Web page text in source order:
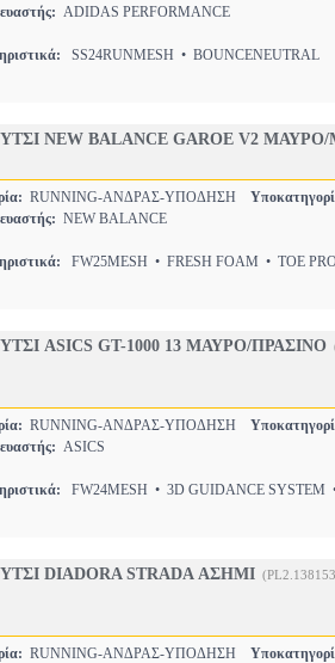
ADIDAS PERFORMANCE
SS24RUNMESH • BOUNCENEUTRAL
NEW BALANCE GAROE V2
RUNNING-ΑΝΔΡΑΣ-ΥΠΟΔΗΣΗ
NEW BALANCE
FW25MESH • FRESH FOAM • TOE
ASICS GT-1000 13 ΜΑΥΡΟ/ΠΡΑΣΙΝΟ
RUNNING-ΑΝΔΡΑΣ-ΥΠΟΔΗΣΗ
ASICS
FW24MESH • 3D GUIDANCE
DIADORA STRADA ΑΣΗΜΙ
RUNNING-ΑΝΔΡΑΣ-ΥΠΟΔΗΣΗ